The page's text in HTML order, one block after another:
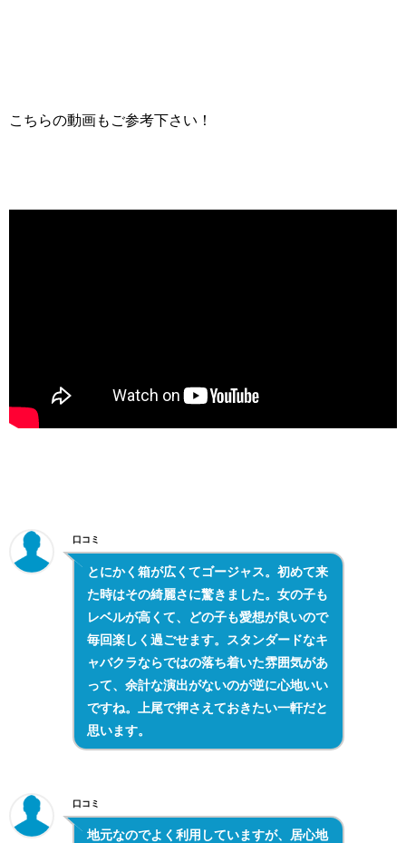
こちらの動画もご参考下さい！
口コミ
とにかく箱が広くてゴージャス。初めて来
た時はその綺麗さに驚きました。女の子も
レベルが高くて、どの子も愛想が良いので
毎回楽しく過ごせます。スタンダードなキ
ャバクラならではの落ち着いた雰囲気があ
って、余計な演出がないのが逆に心地いい
ですね。上尾で押さえておきたい一軒だと
思います。
口コミ
地元なのでよく利用していますが、居心地